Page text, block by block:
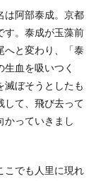
は阿部泰成。京都
す。泰成が玉藻前
へと変わり、「泰
血を吸いつく
滅ぼそうとしたも
して、飛び去って
かっていきまし
こでも人里に現れ